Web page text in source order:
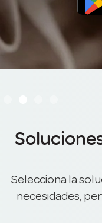
Selecciona la
necesidades,